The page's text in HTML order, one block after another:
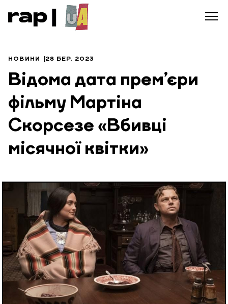
НОВИНИ 28 БЕР, 2023
Відома дата прем’єри
фільму Мартіна
Скорсезе «Вбивці
місячної квітки»